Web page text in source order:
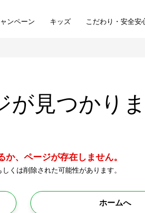
ンペーン キッズ こだわり・安全安
が見つかり
か、ページが存在しません。
くは削除された可能性があります。
ホームへ